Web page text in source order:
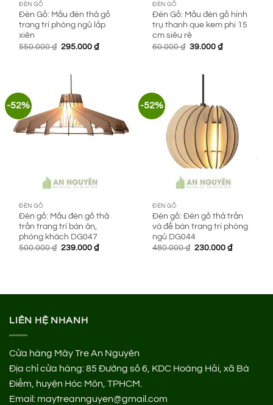
ĐÈN GỖ
Đèn Gỗ: Mẫu đèn thả gỗ
trang trí phòng ngủ lắp
xiên
550.000₫ Giá
295.000₫Giá
ĐÈN GỖ
Đèn Gỗ: Mẫu đèn gỗ hình
trụ thanh que kem phi 15
cm siêu rẻ
60.000₫ Giá
39.000₫Giá
-52%
ĐÈN GỖ
Đèn gỗ: Mẫu đèn gỗ thả
trần trang trí bàn ăn,
phòng khách DG047
500.000₫ Giá
239.000₫Giá
-52%
ĐÈN GỖ
Đèn gỗ: Đèn gỗ thả trần
và để bàn trang trí phòng
ngủ DG044
480.000₫ Giá
230.000₫Giá
LIÊN HỆ NHANH
Cửa hàng Mây Tre An Nguyên
Địa chỉ cửa hàng:85 Đường số 6, KDC Hoàng Hải, xã Bà
Điểm, huyện Hóc Môn, TPHCM.
Email: maytreannguyen@gmail.com